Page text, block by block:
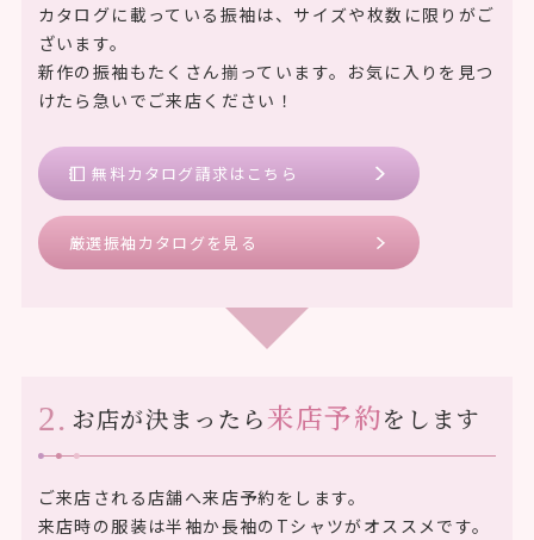
カタログに載っている振袖は、サイズや枚数に限りがご
ざいます。
新作の振袖もたくさん揃っています。お気に入りを見つ
けたら急いでご来店ください！
無料カタログ請求はこちら
厳選振袖カタログを見る
お店が決まったら来店予約をします
ご来店される店舗へ来店予約をします。
来店時の服装は半袖か長袖のTシャツがオススメです。